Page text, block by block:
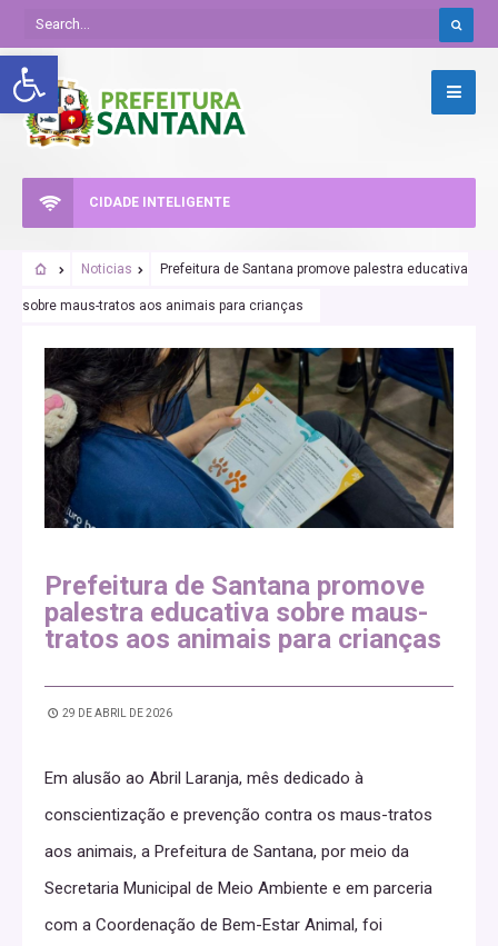
Abrir a barra de ferramentas
CIDADE INTELIGENTE
Noticias Prefeitura de Santana promove palestra educativa
sobre maus-tratos aos animais para crianças
Prefeitura de Santana promove
palestra educativa sobre maus-
tratos aos animais para crianças
29 DE ABRIL DE 2026
Em alusão ao Abril Laranja, mês dedicado à
conscientização e prevenção contra os maus-tratos
aos animais, a Prefeitura de Santana, por meio da
Secretaria Municipal de Meio Ambiente e em parceria
com a Coordenação de Bem-Estar Animal, foi